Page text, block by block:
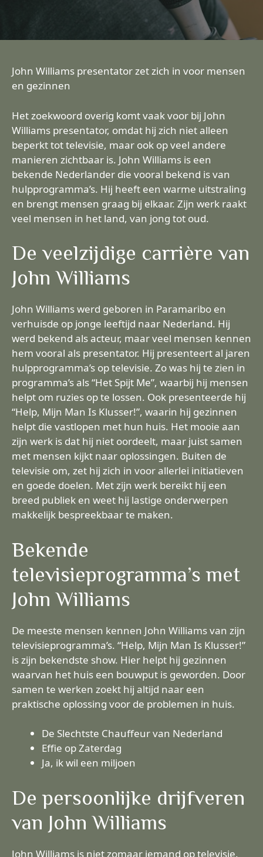
John Williams presentator zet zich in voor mensen
en gezinnen
Het zoekwoord overig komt vaak voor bij John
Williams presentator, omdat hij zich niet alleen
beperkt tot televisie, maar ook op veel andere
manieren zichtbaar is. John Williams is een
bekende Nederlander die vooral bekend is van
hulpprogramma’s. Hij heeft een warme uitstraling
en brengt mensen graag bij elkaar. Zijn werk raakt
veel mensen in het land, van jong tot oud.
De veelzijdige carrière van
John Williams
John Williams werd geboren in Paramaribo en
verhuisde op jonge leeftijd naar Nederland. Hij
werd bekend als acteur, maar veel mensen kennen
hem vooral als presentator. Hij presenteert al jaren
hulpprogramma’s op televisie. Zo was hij te zien in
programma’s als “Het Spijt Me”, waarbij hij mensen
helpt om ruzies op te lossen. Ook presenteerde hij
“Help, Mijn Man Is Klusser!”, waarin hij gezinnen
helpt die vastlopen met hun huis. Het mooie aan
zijn werk is dat hij niet oordeelt, maar juist samen
met mensen kijkt naar oplossingen. Buiten de
televisie om, zet hij zich in voor allerlei initiatieven
en goede doelen. Met zijn werk bereikt hij een
breed publiek en weet hij lastige onderwerpen
makkelijk bespreekbaar te maken.
Bekende
televisieprogramma’s met
John Williams
De meeste mensen kennen John Williams van zijn
televisieprogramma’s. “Help, Mijn Man Is Klusser!”
is zijn bekendste show. Hier helpt hij gezinnen
waarvan het huis een bouwput is geworden. Door
samen te werken zoekt hij altijd naar een
praktische oplossing voor de problemen in huis.
De Slechtste Chauffeur van Nederland
Effie op Zaterdag
Ja, ik wil een miljoen
De persoonlijke drijfveren
van John Williams
John Williams is niet zomaar iemand op televisie.